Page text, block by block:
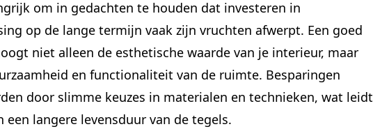
om in gedachten te houden dat investeren in
op de lange termijn vaak zijn vruchten afwerpt. Een goed
niet alleen de esthetische waarde van je interieur, maar
en functionaliteit van de ruimte. Besparingen
door slimme keuzes in materialen en technieken, wat leidt
langere levensduur van de tegels.